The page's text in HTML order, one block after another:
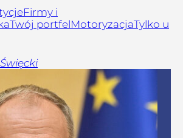
Firmy i
Twój portfelMotoryzacjaTylko u
Święcki